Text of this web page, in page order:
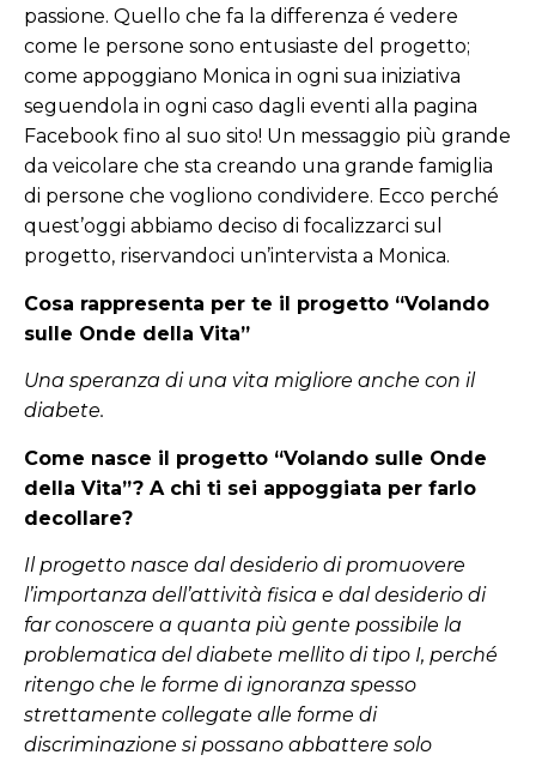
passione. Quello che fa la differenza é vedere
come le persone sono entusiaste del progetto;
come appoggiano Monica in ogni sua iniziativa
seguendola in ogni caso dagli eventi alla pagina
Facebook fino al suo sito! Un messaggio più grande
da veicolare che sta creando una grande famiglia
di persone che vogliono condividere. Ecco perché
quest’oggi abbiamo deciso di focalizzarci sul
progetto, riservandoci un’intervista a Monica.
Cosa rappresenta per te il progetto “Volando
sulle Onde della Vita”
Una speranza di una vita migliore anche con il
diabete.
Come nasce il progetto “Volando sulle Onde
della Vita”? A chi ti sei appoggiata per farlo
decollare?
Il progetto nasce dal desiderio di promuovere
l’importanza dell’attività fisica e dal desiderio di
far conoscere a quanta più gente possibile la
problematica del diabete mellito di tipo I, perché
ritengo che le forme di ignoranza spesso
strettamente collegate alle forme di
discriminazione si possano abbattere solo